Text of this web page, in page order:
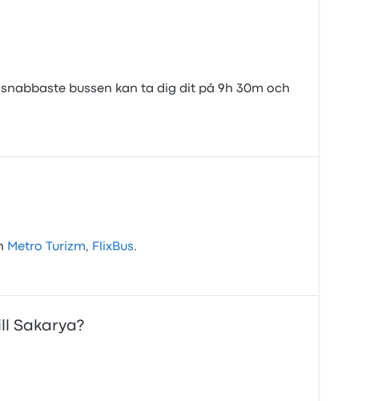
bussen kan ta dig dit på 9h 30m och
Metro Turizm, FlixBus.
Sakarya?